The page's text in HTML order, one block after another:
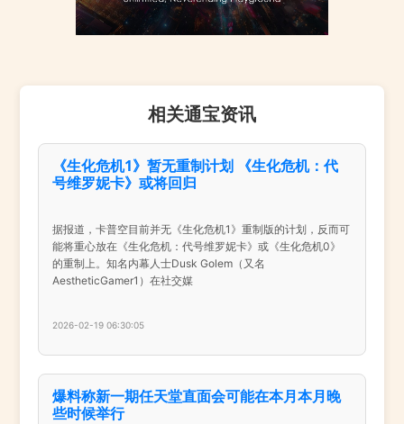
相关通宝资讯
《生化危机1》暂无重制计划 《生化危机：代
号维罗妮卡》或将回归
据报道，卡普空目前并无《生化危机1》重制版的计划，反而可
能将重心放在《生化危机：代号维罗妮卡》或《生化危机0》
的重制上。知名内幕人士Dusk Golem（又名
AestheticGamer1）在社交媒
2026-02-19 06:30:05
爆料称新一期任天堂直面会可能在本月本月晚
些时候举行